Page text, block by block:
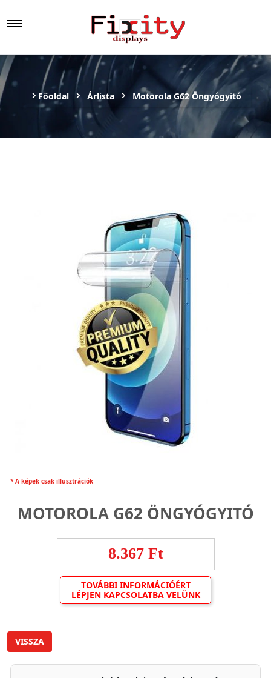
Főoldal Árlista Motorola G62 Öngyógyitó
* A képek csak illusztrációk
MOTOROLA G62 ÖNGYÓGYITÓ
8.367 Ft
TOVÁBBI INFORMÁCIÓÉRT
LÉPJEN KAPCSOLATBA VELÜNK
VISSZA